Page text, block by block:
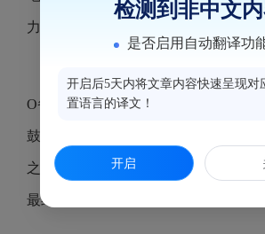
力的生动实践。
近日敲钟的华电新能，因其为今
O备受业界关注。早在该项目还在技
鼓楼区的基金就投资了华电新能。在
之后，鼓楼区又帮助积极对接投资方
最终成功上市。
检测到非中文
是否启用自动翻译功
开启后5天内将文章内容快速呈现对
置语言的译文！
开启